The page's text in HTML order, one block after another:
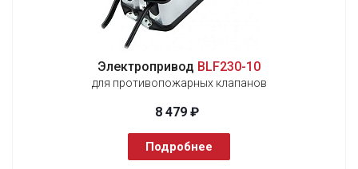
Электропривод BLF230-10
для противопожарных клапанов
8 479 ₽
Подробнее